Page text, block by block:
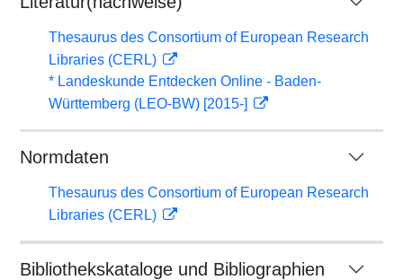
Thesaurus des Consortium of European Research
Libraries (CERL)
* Landeskunde Entdecken Online - Baden-
Württemberg (LEO-BW) [2015-]
Normdaten
Thesaurus des Consortium of European Research
Libraries (CERL)
Bibliothekskataloge und Bibliographien